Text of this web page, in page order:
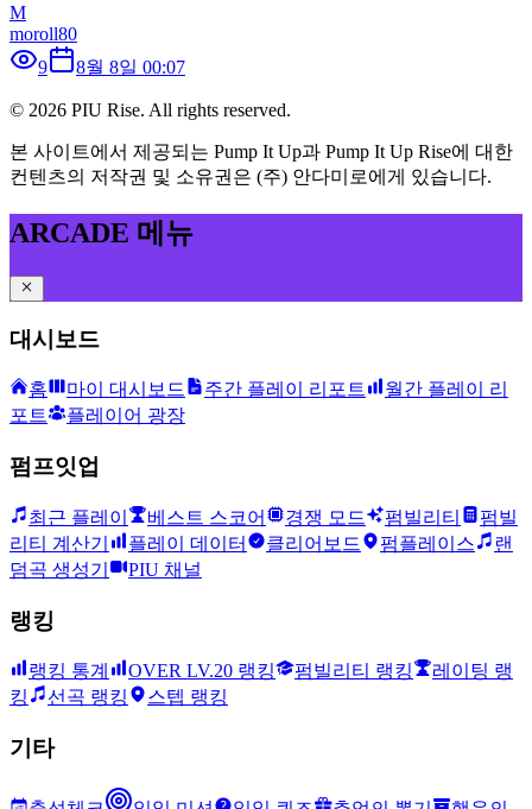
M
moroll80
9
8월 8일 00:07
© 2026 PIU Rise. All rights reserved.
본 사이트에서 제공되는 Pump It Up과 Pump It Up Rise에 대한
컨텐츠의 저작권 및 소유권은 (주) 안다미로에게 있습니다.
ARCADE 메뉴
대시보드
홈 마이 대시보드 주간 플레이 리포트
월간 플레이 리
포트
플레이어 광장
펌프잇업
최근 플레이 베스트 스코어 경쟁 모드 펌빌리티
펌빌
리티 계산기
플레이 데이터 클리어보드 펌플레이스
랜
덤곡 생성기
PIU 채널
랭킹
랭킹 통계 OVER LV.20 랭킹 펌빌리티 랭킹
레이팅 랭
킹
선곡 랭킹 스텝 랭킹
기타